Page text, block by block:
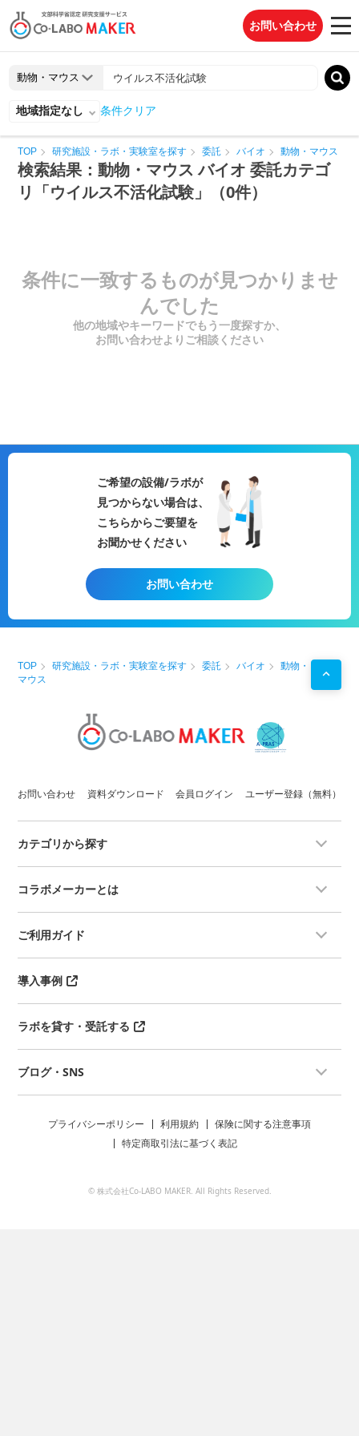
お問い合わせ
地域指定なし 条件クリア
TOP 研究施設・ラボ・実験室を探す 委託 バイオ 動物・マウス
検索結果：動物・マウス バイオ 委託カテゴ
リ「ウイルス不活化試験」（0件）
条件に一致するものが見つかりませ
んでした
他の地域やキーワードでもう一度探すか、
お問い合わせよりご相談ください
ご希望の設備/ラボが
見つからない場合は、
こちらからご要望を
お聞かせください
お問い合わせ
TOP 研究施設・ラボ・実験室を探す 委託 バイオ
動物・
マウス
お問い合わせ 資料ダウンロード 会員ログイン ユーザー登録（無料）
カテゴリから探す
コラボメーカーとは
ご利用ガイド
導入事例
ラボを貸す・受託する
ブログ・SNS
プライバシーポリシー 利用規約
保険に関する注意事項
特定商取引法に基づく表記
© 株式会社Co-LABO MAKER. All Rights Reserved.